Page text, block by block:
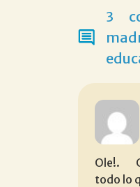
3
Ole!.
todo lo